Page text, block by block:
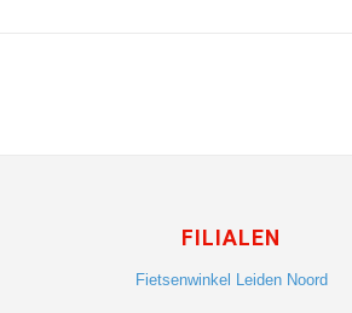
FILIALEN
Fietsenwinkel Leiden Noord